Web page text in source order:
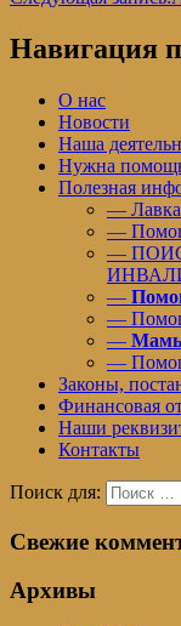
Навигация
О нас
Новости
Наша
Нужна
Полезная
— Лавка
—
—
—
—
— Мамы
—
Законы,
Финансовая
Наши
Контакты
Поиск для:
Свежие
Архивы